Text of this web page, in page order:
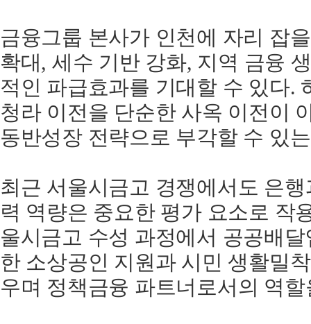
금융그룹 본사가 인천에 자리 잡
확대, 세수 기반 강화, 지역 금융
적인 파급효과를 기대할 수 있다.
청라 이전을 단순한 사옥 이전이
동반성장 전략으로 부각할 수 있
최근 서울시금고 경쟁에서도 은
력 역량은 중요한 평가 요소로 작
울시금고 수성 과정에서 공공배달
한 소상공인 지원과 시민 생활밀
우며 정책금융 파트너로서의 역